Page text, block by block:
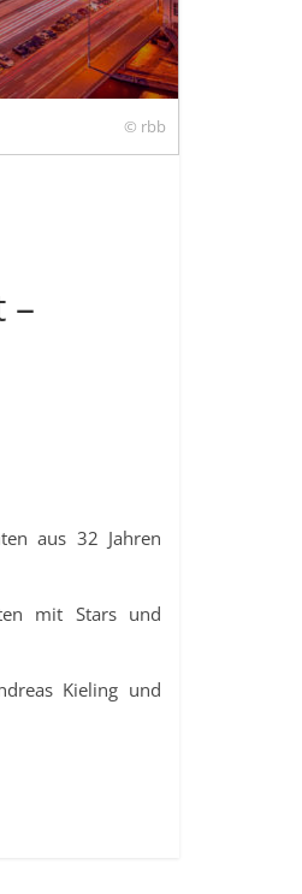
© rbb
–
aus 32 Jahren
mit Stars und
Kieling und